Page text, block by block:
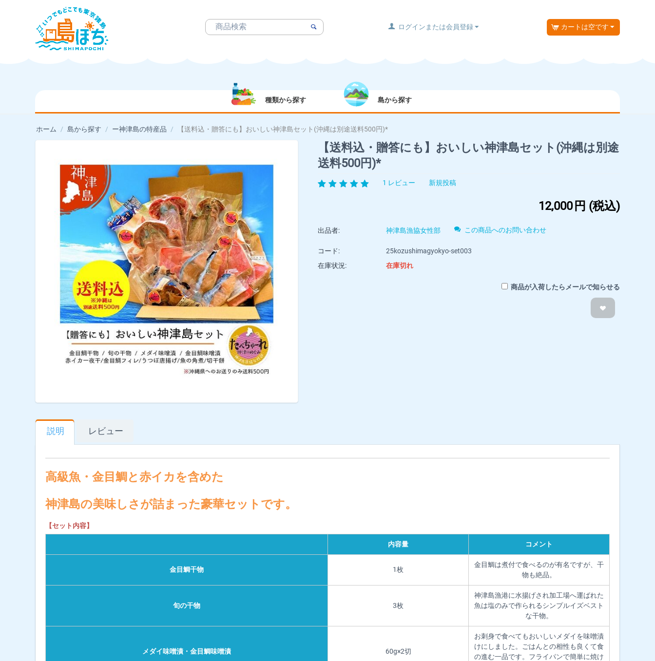
ログインまたは会員登録 カートは空です
種類から探す 島から探す
ホーム / 島から探す / ー神津島の特産品 / 【送料込・贈答にも】おいしい神津島セット(沖縄は別途送料500円)*
【送料込・贈答にも】おいしい神津島セット(沖縄は別途
送料500円)*
1 レビュー 新規投稿
12,000 円 (税込)
出品者: 神津島漁協女性部 この商品へのお問い合わせ
コード:
25kozushimagyokyo-set003
在庫状況:
在庫切れ
商品が入荷したらメールで知らせる
説明 レビュー
高級魚・金目鯛と赤イカを含めた
神津島の美味しさが詰まった豪華セットです。
【セット内容】
内容量 コメント
金目鯛干物 1枚
金目鯛は煮付で食べるのが有名ですが、干
物も絶品。
旬の干物 3枚
神津島漁港に水揚げされ加工場へ運ばれた
魚は塩のみで作られるシンプルイズベスト
な干物。
メダイ味噌漬・金目鯛味噌漬 60g×2切
お刺身で食べてもおいしいメダイを味噌漬
けにしました。ごはんとの相性も良くて食
の進む一品です。フライパンで簡単に焼け